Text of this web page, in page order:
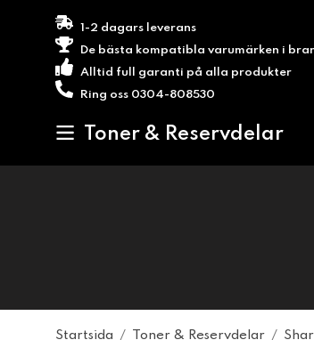
1-2 dagars leverans
De bästa kompatibla varumärken i
Alltid full garanti på alla produkter
Ring oss 0304-808530
Toner & Reservdelar
Startsida / Toner & Reservdelar /